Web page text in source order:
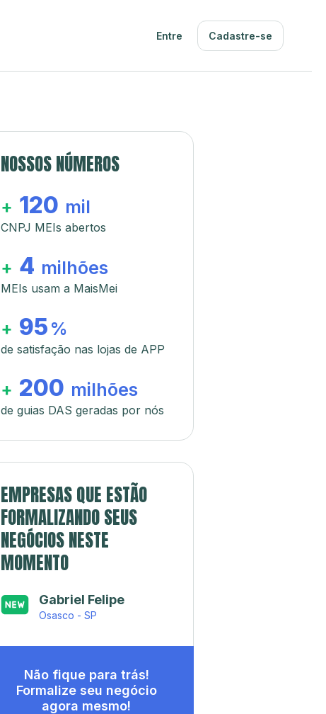
Entre Cadastre-se
NOSSOS NÚMEROS
+ 120 mil
CNPJ MEIs abertos
+ 4 milhões
MEIs usam a MaisMei
+ 95 %
de satisfação nas lojas de APP
+ 200 milhões
de guias DAS geradas por nós
EMPRESAS QUE ESTÃO
FORMALIZANDO SEUS
NEGÓCIOS NESTE
MOMENTO
Gabriel Felipe
Osasco - SP
Não fique para trás!
Formalize seu negócio
agora mesmo!